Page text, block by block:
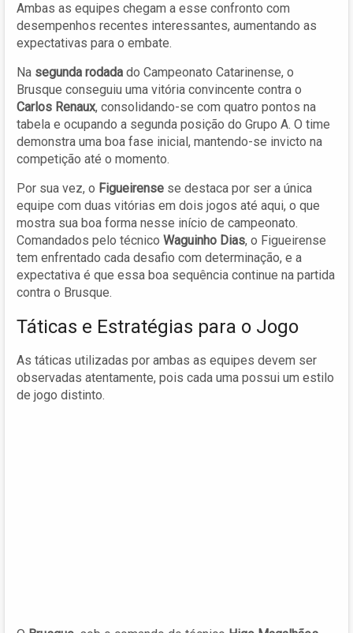
Ambas as equipes chegam a esse confronto com
desempenhos recentes interessantes, aumentando as
expectativas para o embate.
Na segunda rodada do Campeonato Catarinense, o
Brusque conseguiu uma vitória convincente contra o
Carlos Renaux, consolidando-se com quatro pontos na
tabela e ocupando a segunda posição do Grupo A. O time
demonstra uma boa fase inicial, mantendo-se invicto na
competição até o momento.
Por sua vez, o Figueirense se destaca por ser a única
equipe com duas vitórias em dois jogos até aqui, o que
mostra sua boa forma nesse início de campeonato.
Comandados pelo técnico Waguinho Dias, o Figueirense
tem enfrentado cada desafio com determinação, e a
expectativa é que essa boa sequência continue na partida
contra o Brusque.
Táticas e Estratégias para o Jogo
As táticas utilizadas por ambas as equipes devem ser
observadas atentamente, pois cada uma possui um estilo
de jogo distinto.